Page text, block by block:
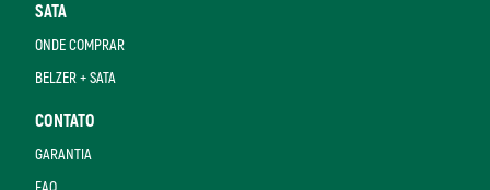
SATA
ONDE COMPRAR
BELZER + SATA
CONTATO
GARANTIA